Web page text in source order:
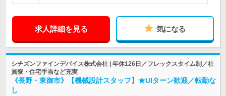
求人詳細を見る 気になる
シチズンファインデバイス株式会社 | 年休126日／フレックスタイム制／社
員寮・住宅手当など充実
《長野・東御市》【機械設計スタッフ】★UIターン歓迎／転勤な
し